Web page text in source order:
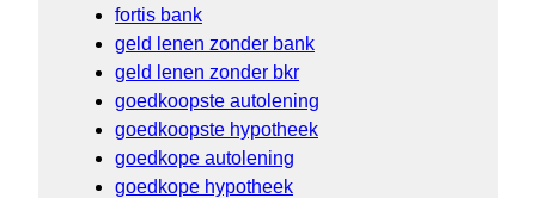
fortis bank
geld lenen zonder bank
geld lenen zonder bkr
goedkoopste autolening
goedkoopste hypotheek
goedkope autolening
goedkope hypotheek